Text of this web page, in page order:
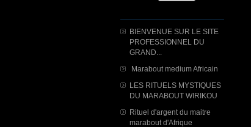
BIENVENUE SUR LE SITE
PROFESSIONNEL DU
GRAND...
Marabout medium Africain
LES RITUELS MYSTIQUES
DU MARABOUT WIRIKOU
Rituel d'argent du maitre
marabout d'Afrique